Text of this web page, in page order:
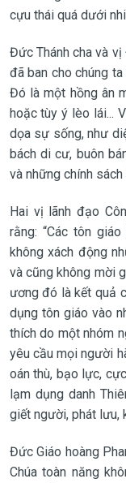
cựu thái quá dưới
Đức Thánh cha và
đã ban cho chúng
Đó là một hồng ân
hoặc tùy ý lèo lái...
dọa sự sống, như
bách di cư, buôn
và những chính
Hai vị lãnh đạo
rằng: “Các tôn
không xách động
và cũng không mời
ương đó là kết quả
dụng tôn giáo vào
thích do một nhóm
yêu cầu mọi người
oán thù, bạo lực,
lạm dụng danh
giết người, phát lưu,
Đức Giáo hoàng
Chúa toàn năng